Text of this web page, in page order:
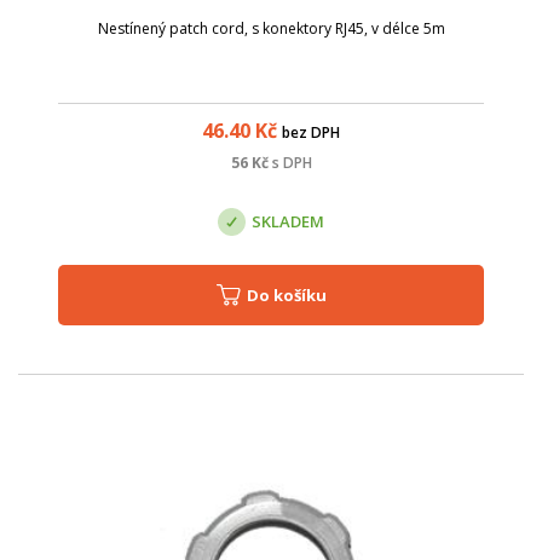
Nestínený patch cord, s konektory RJ45, v délce 5m
46.40 Kč bez DPH
56Kč s DPH
SKLADEM
Do košíku